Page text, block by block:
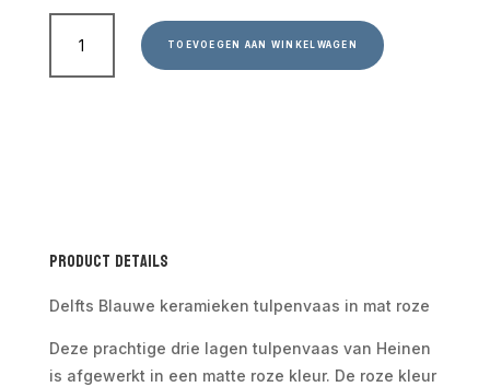
Delfts
Blauwe
keramieken
TOEVOEGEN AAN WINKELWAGEN
Product Details
Delfts Blauwe keramieken tulpenvaas in mat roze
Deze prachtige drie lagen tulpenvaas van Heinen
is afgewerkt in een matte roze kleur. De roze kleur